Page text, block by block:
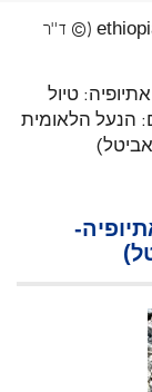
השקפקפים: הנעל הלאומית של אתיופיה- ethiopia 2017 (© ד"ר
טיול
הנעל הלאומית